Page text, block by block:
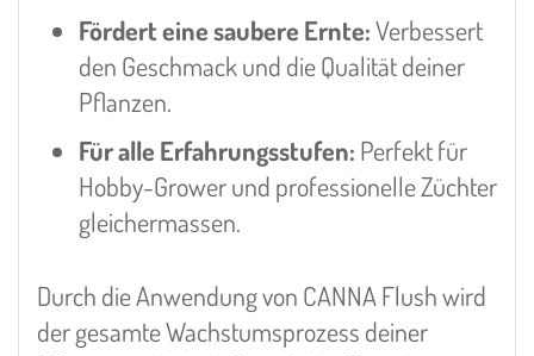
Fördert eine saubere Ernte:Verbessert
den Geschmack und die Qualität deiner
Pflanzen.
Für alle Erfahrungsstufen: Perfekt für
Hobby-Grower und professionelle Züchter
gleichermassen.
Durch die Anwendung von CANNA Flush wird
der gesamte Wachstumsprozess deiner